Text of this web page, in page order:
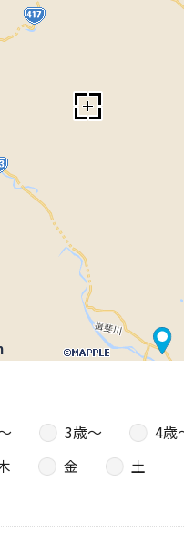
3歳〜 4歳
金
土